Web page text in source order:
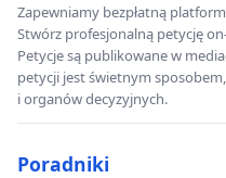
Zapewniamy bezpłatną
Stwórz profesjonalną petycję
Petycje są publikowane w
petycji jest świetnym
i organów decyzyjnych.
Poradniki